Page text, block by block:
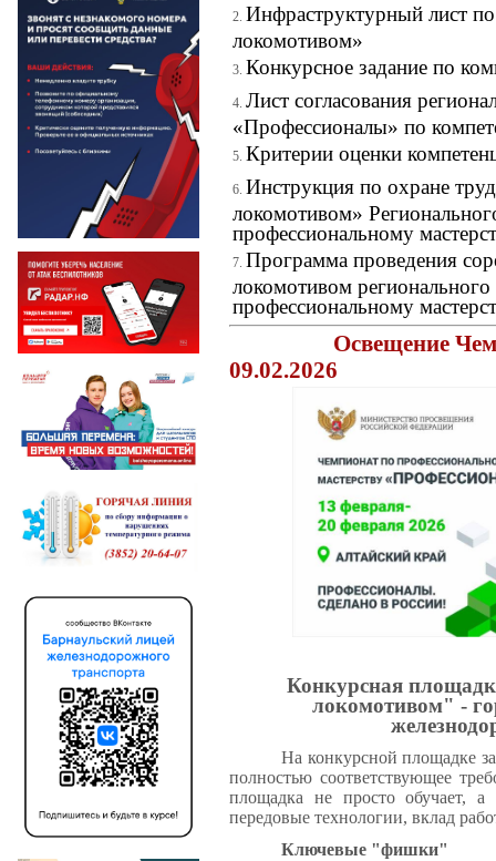
Инфраструктурный лист
локомотивом»
Конкурсное задание по
Лист согласования
«Профессионалы» по
Критерии оценки
Инструкция по охране
локомотивом»
профессиональному
Программа проведения
локомотивом
профессиональному
Освещение
09.02.2026
Конкурсная
локомотивом" -
На конкурсной площадке
полностью соответствующее
площадка не просто обучает, а
передовые технологии, вклад
Ключевые "фишки"